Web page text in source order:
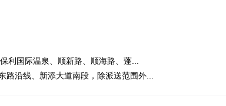
利国际温泉、顺新路、顺海路、蓬...
沿线、新添大道南段，除派送范围外...